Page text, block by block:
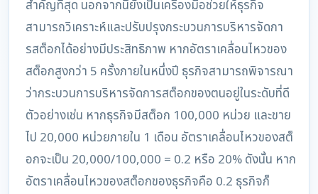
สำคัญที่สุด นอกจากนี้ยังเป็นเครื่องมือช่วยให้ธุรกิจ
สามารถวิเคราะห์และปรับปรุงกระบวนการบริหารจัดกา
รสต็อกได้อย่างมีประสิทธิภาพ หากอัตราเคลื่อนไหวของ
สต็อกสูงกว่า 5 ครั้งภายในหนึ่งปี ธุรกิจสามารถพิจารณา
ว่ากระบวนการบริหารจัดการสต็อกของตนอยู่ในระดับที่ดี
ตัวอย่างเช่น หากธุรกิจมีสต็อก 100,000 หน่วย และขาย
ไป 20,000 หน่วยภายใน 1 เดือน อัตราเคลื่อนไหวของสต็
อกจะเป็น 20,000/100,000 = 0.2 หรือ 20% ดังนั้น หาก
อัตราเคลื่อนไหวของสต็อกของธุรกิจคือ 0.2 ธุรกิจก็